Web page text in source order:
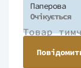
Паперова
Очікується
Товар